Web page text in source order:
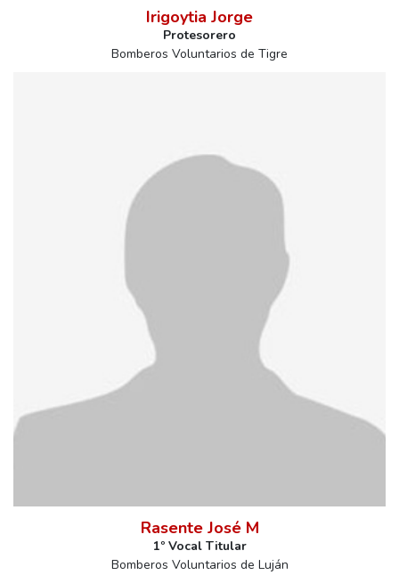
Irigoytia Jorge
Protesorero
Bomberos Voluntarios de Tigre
Rasente José M
1º Vocal Titular
Bomberos Voluntarios de Luján